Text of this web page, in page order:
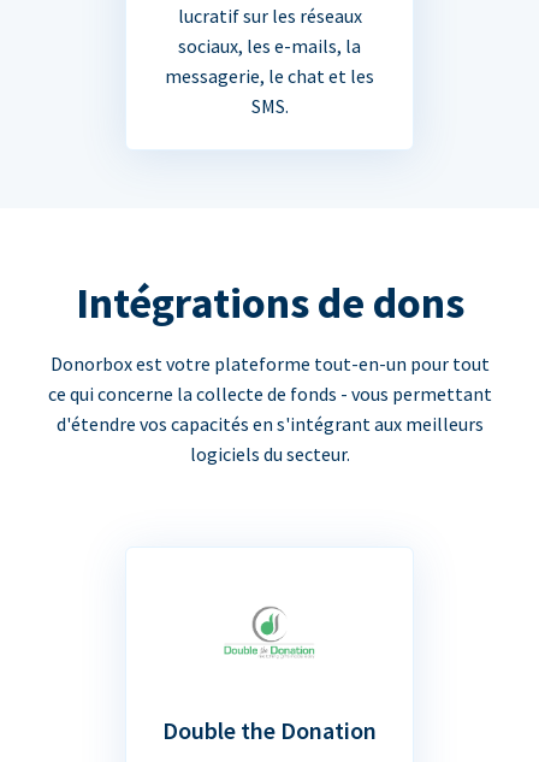
lucratif sur les réseaux
sociaux, les e-mails, la
messagerie, le chat et les
SMS.
Intégrations de dons
Donorbox est votre plateforme tout-en-un pour tout
ce qui concerne la collecte de fonds - vous permettant
d'étendre vos capacités en s'intégrant aux meilleurs
logiciels du secteur.
Double the Donation